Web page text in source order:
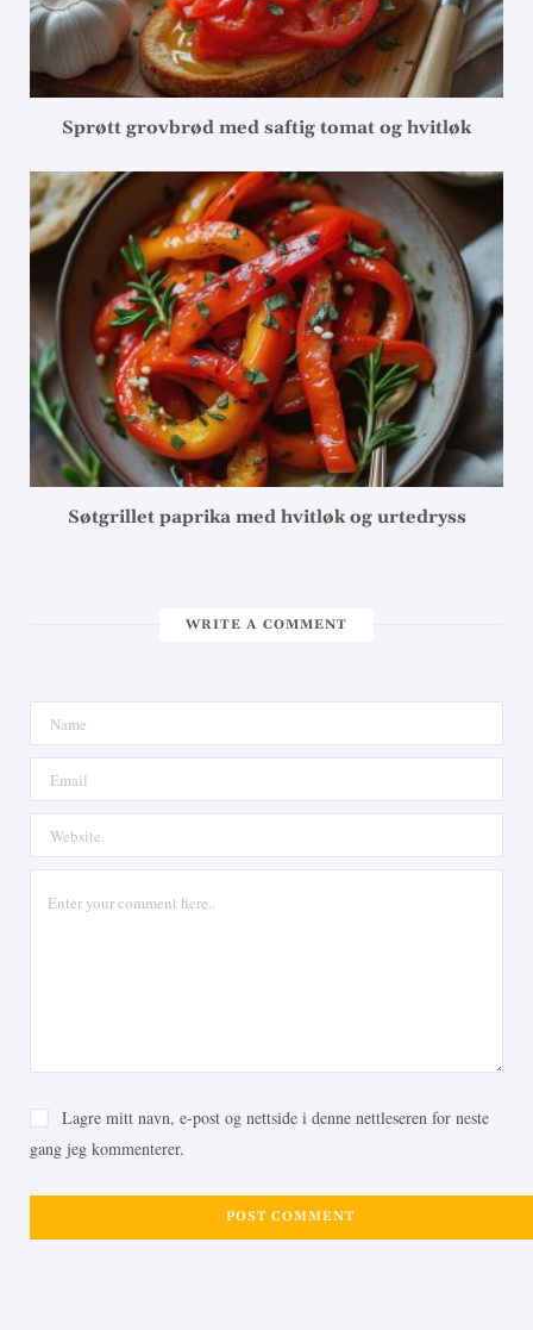
Sprøtt grovbrød med saftig tomat og hvitløk
Søtgrillet paprika med hvitløk og urtedryss
WRITE A COMMENT
Lagre mitt navn, e-post og nettside i denne nettleseren for neste
gang jeg kommenterer.